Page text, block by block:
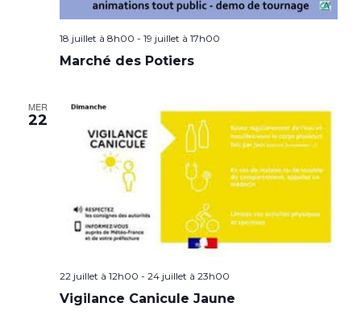
18 juillet à 8h00 - 19 juillet à 17h00
Marché des Potiers
MER
22
22 juillet à 12h00 - 24 juillet à 23h00
Vigilance Canicule Jaune